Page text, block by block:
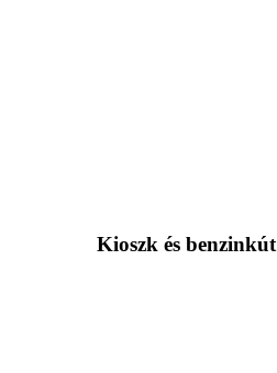
Kioszk és benzinkút